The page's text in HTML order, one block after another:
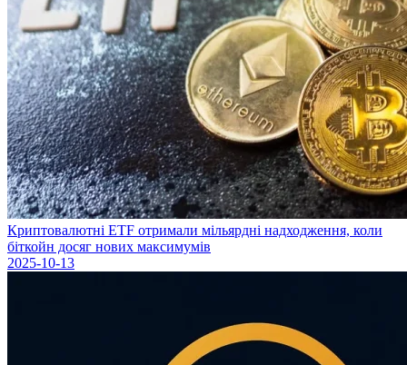
Криптовалютні ETF отримали мільярдні надходження, коли
біткойн досяг нових максимумів
2025-10-13